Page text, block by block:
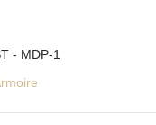
- MDP-1